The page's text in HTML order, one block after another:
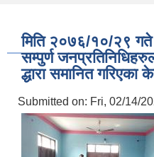
मिति २०७६/१०/२९ गते
सम्पुर्ण
द्धारा समानित
Submitted on: Fri, 02/14/